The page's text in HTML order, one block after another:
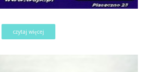
czytaj więcej